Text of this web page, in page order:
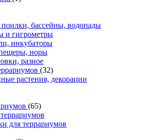
бассейны, водопады
и гигрометры
инкубаторы
норы
разное
(32)
растения, декорации
(65)
для террариумов